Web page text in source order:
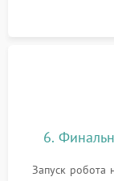
6.
Запуск робота